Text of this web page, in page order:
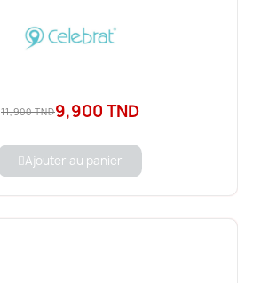
11,900 TND9,900 TND
Ajouter au panier